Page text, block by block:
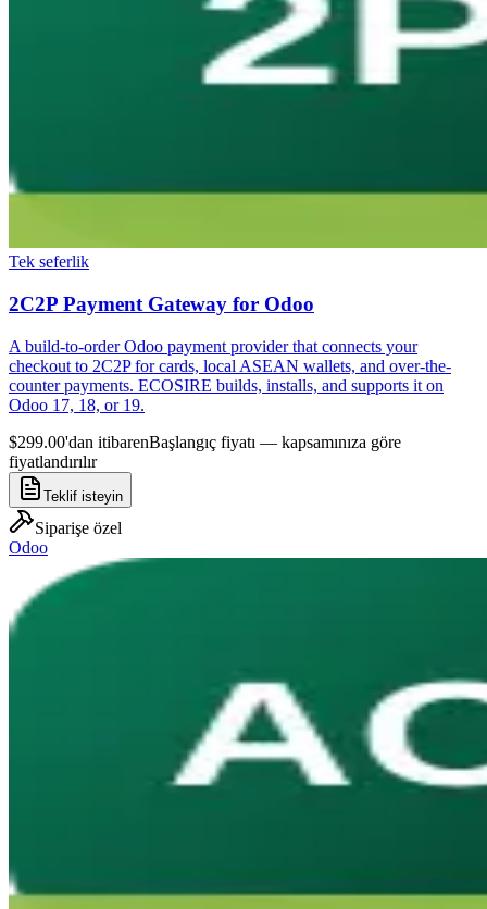
Tek seferlik
2C2P Payment Gateway for Odoo
A build-to-order Odoo payment provider that connects your
checkout to 2C2P for cards, local ASEAN wallets, and over-the-
counter payments. ECOSIRE builds, installs, and supports it on
Odoo 17, 18, or 19.
$299.00'dan itibarenBaşlangıç fiyatı — kapsamınıza göre
fiyatlandırılır
Teklif isteyin
Siparişe özel
Odoo